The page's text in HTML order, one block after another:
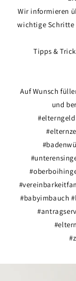
Wir informieren
wichtige Schritte
Tipps &
Auf Wunsch
und
#babyimbauch